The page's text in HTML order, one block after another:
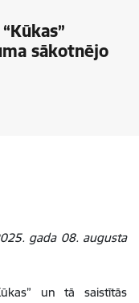
sākotnējo
gada 08. augusta
un tā saistītās